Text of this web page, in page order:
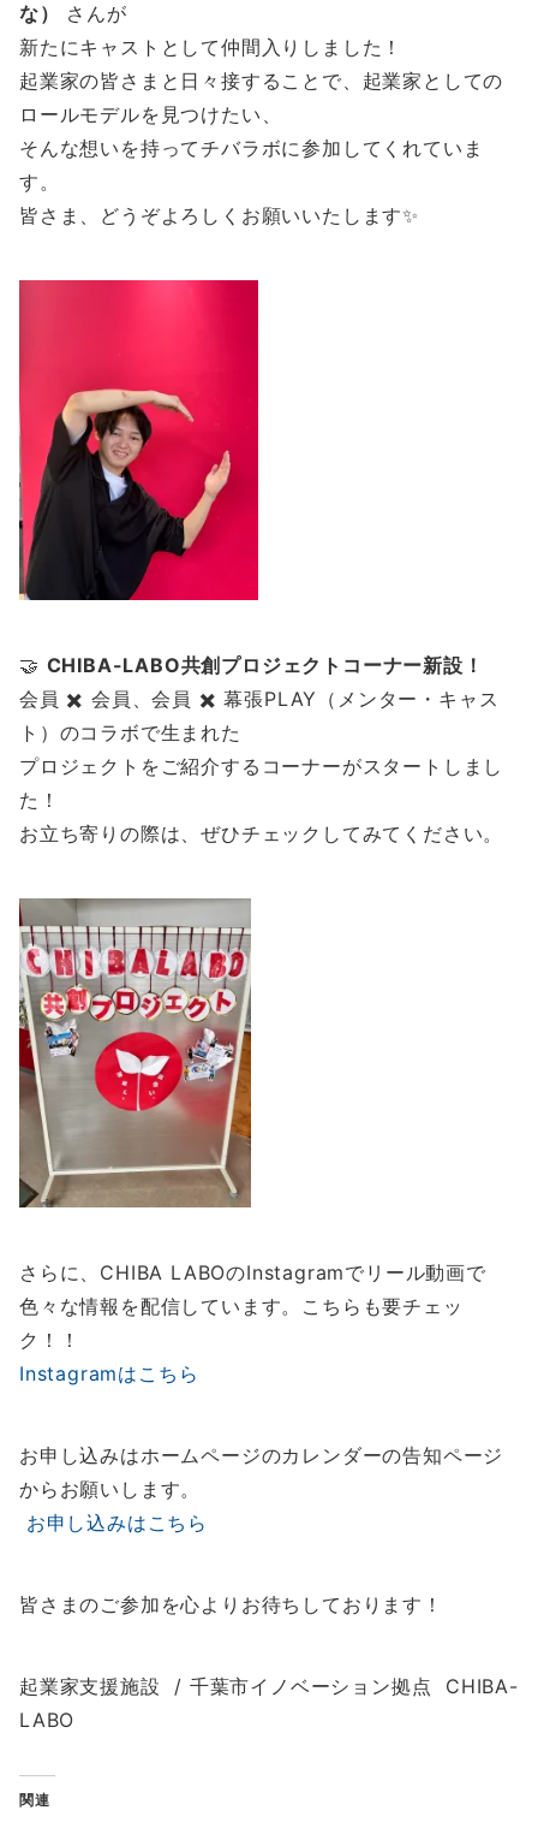
な）
さんが
新たにキャストとして仲間入りしました！
起業家の皆さまと日々接することで、起業家としての
ロールモデルを見つけたい、
そんな想いを持ってチバラボに参加してくれていま
す。
皆さま、どうぞよろしくお願いいたします✨
🤝 CHIBA-LABO共創プロジェクトコーナー新設！
会員 ✖️ 会員、会員 ✖️ 幕張PLAY（メンター・キャス
ト）のコラボで生まれた
プロジェクトをご紹介するコーナーがスタートしまし
た！
お立ち寄りの際は、ぜひチェックしてみてください。
さらに、CHIBA LABOのInstagramでリール動画で
色々な情報を配信しています。こちらも要チェッ
ク！！
Instagramはこちら
お申し込みはホームページのカレンダーの告知ページ
からお願いします。
お申し込みはこちら
皆さまのご参加を心よりお待ちしております！
起業家支援施設 / 千葉市イノベーション拠点 CHIBA-
LABO
関連